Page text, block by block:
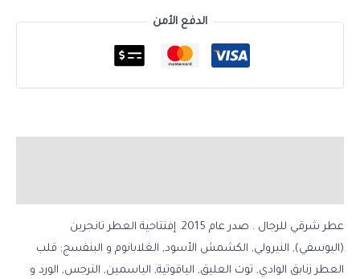
الدفع الأمن
عطر شرقي للرجال . صدر عام 2015. إفتتاحية العطر تانجرين
(اليوسفي), النيرولي, الكشمش الأسود, الغلابانوم و البنفسج; قلب
العطر زنابق الوادي, توت العليق, الياقوتية, الياسمين, النرجس, الورد و